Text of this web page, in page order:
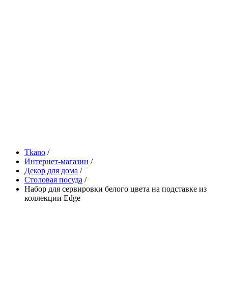
Tkano /
Интернет-магазин /
Декор для дома /
Столовая посуда /
Набор для сервировки белого цвета на подставке из
коллекции Edge